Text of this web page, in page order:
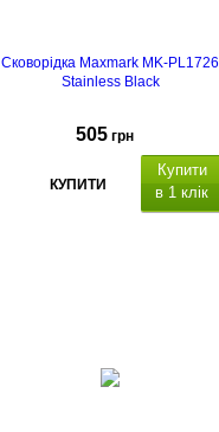
Сковорідка Maxmark MK-PL1726
Stainless Black
505 грн
КУПИТИ
Купити
в 1 клік